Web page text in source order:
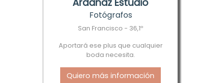
Ardanaz Estudio
Fotógrafos
San Francisco - 36,1º
Aportará ese plus que cualquier
boda necesita.
Quiero más información